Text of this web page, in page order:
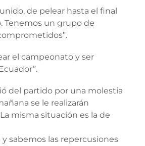
de pelear hasta el final
Tenemos un grupo de
el campeonato y ser
del partido por una molestia
se le realizarán
misma situación es la de
y sabemos las repercusiones